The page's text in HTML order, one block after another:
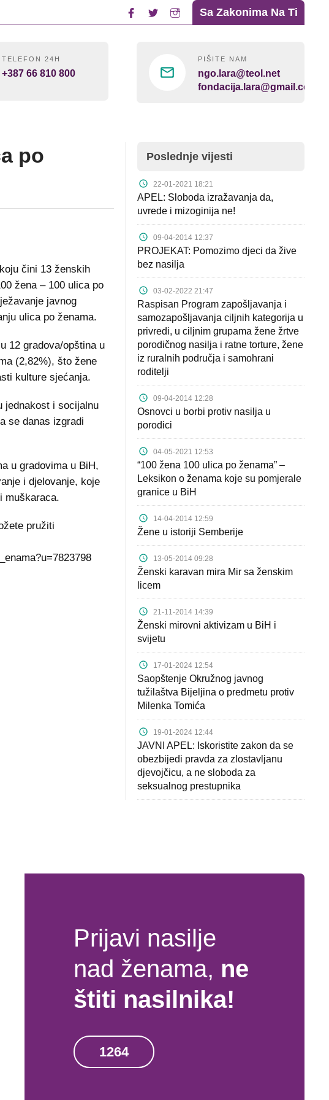
Sa Zakonima Na Ti
TELEFON 24H
+387 66 810 800
PIŠITE NAM
ngo.lara@teol.net
fondacija.lara@gmail.com
po
čini 13 ženskih
žena – 100 ulica po
javnog
ulica po ženama.
12 gradova/opština u
(2,82%), što žene
kulture sjećanja.
jednakost i socijalnu
se danas izgradi
u gradovima u BiH,
i djelovanje, koje
muškaraca.
pružiti
Poslednje vijesti
22-01-2021 18:21
APEL: Sloboda izražavanja da,
uvrede i mizoginija ne!
09-04-2014 12:37
PROJEKAT: Pomozimo djeci da žive
bez nasilja
03-02-2022 21:47
Raspisan Program zapošljavanja i
samozapošljavanja ciljnih kategorija u
privredi, u ciljnim grupama žene žrtve
porodičnog nasilja i ratne torture, žene
iz ruralnih područja i samohrani
roditelji
09-04-2014 12:28
Osnovci u borbi protiv nasilja u
porodici
04-05-2021 12:53
“100 žena 100 ulica po ženama” –
Leksikon o ženama koje su pomjerale
granice u BiH
14-04-2014 12:59
Žene u istoriji Semberije
13-05-2014 09:28
Ženski karavan mira Mir sa ženskim
licem
21-11-2014 14:39
Ženski mirovni aktivizam u BiH i
svijetu
17-01-2024 12:54
Saopštenje Okružnog javnog
tužilaštva Bijeljina o predmetu protiv
Milenka Tomića
19-01-2024 12:44
JAVNI APEL: Iskoristite zakon da se
obezbijedi pravda za zlostavljanu
djevojčicu, a ne sloboda za
seksualnog prestupnika
Prijavi nasilje
nad ženama, ne
štiti nasilnika!
1264